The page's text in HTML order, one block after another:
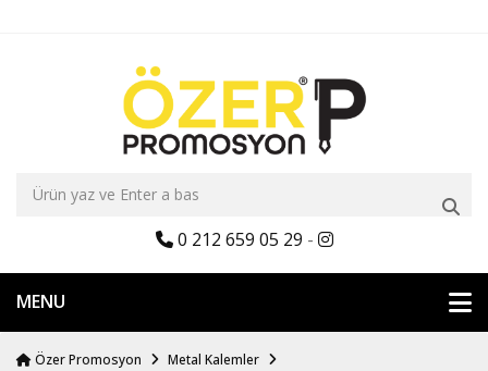
0 212 659 05 29 -
MENU
Özer Promosyon
Metal Kalemler